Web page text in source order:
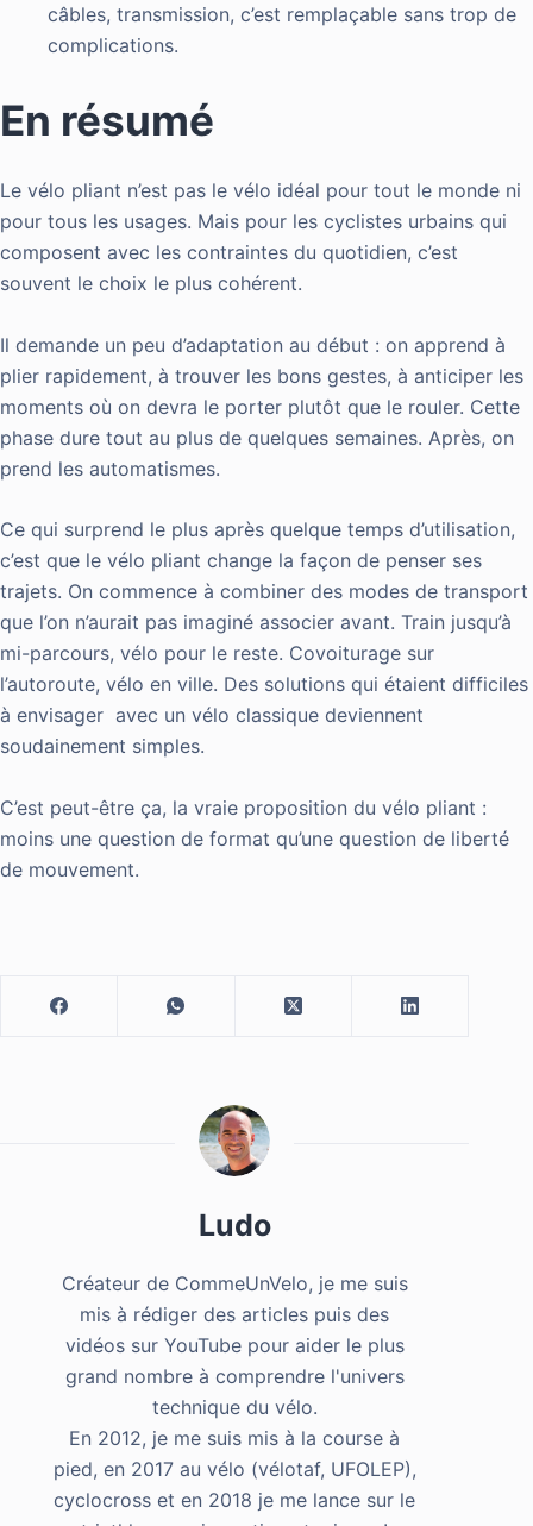
câbles, transmission, c’est remplaçable sans trop de
complications.
En résumé
Le vélo pliant n’est pas le vélo idéal pour tout le monde ni
pour tous les usages. Mais pour les cyclistes urbains qui
composent avec les contraintes du quotidien, c’est
souvent le choix le plus cohérent.
Il demande un peu d’adaptation au début : on apprend à
plier rapidement, à trouver les bons gestes, à anticiper les
moments où on devra le porter plutôt que le rouler. Cette
phase dure tout au plus de quelques semaines. Après, on
prend les automatismes.
Ce qui surprend le plus après quelque temps d’utilisation,
c’est que le vélo pliant change la façon de penser ses
trajets. On commence à combiner des modes de transport
que l’on n’aurait pas imaginé associer avant. Train jusqu’à
mi-parcours, vélo pour le reste. Covoiturage sur
l’autoroute, vélo en ville. Des solutions qui étaient difficiles
à envisager avec un vélo classique deviennent
soudainement simples.
C’est peut-être ça, la vraie proposition du vélo pliant :
moins une question de format qu’une question de liberté
de mouvement.
Ludo
Créateur de CommeUnVelo, je me suis
mis à rédiger des articles puis des
vidéos sur YouTube pour aider le plus
grand nombre à comprendre l'univers
technique du vélo.
En 2012, je me suis mis à la course à
pied, en 2017 au vélo (vélotaf, UFOLEP),
cyclocross et en 2018 je me lance sur le